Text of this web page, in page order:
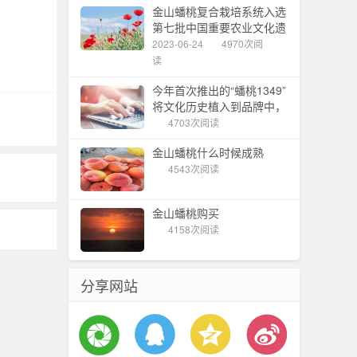
金山蟠桃复合栽培系统入选
第七批中国重要农业文化遗
产
2023-06-24
4970次阅
读
今年首次推出的“蟠桃1349”
将文化历史植入到品牌中，
金山蟠桃节拉开帷幕
4703次阅读
金山蟠桃什么时候成熟
4543次阅读
金山蟠桃购买
4158次阅读
分享网站